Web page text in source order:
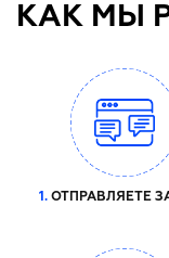
КАК МЫ
1. ОТПРАВЛЯЕТЕ